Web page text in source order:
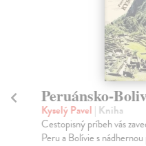
Peruánsko-
Kyselý Pavel | Kniha
Cestopisný príbeh vás
Peru a Bolívie s